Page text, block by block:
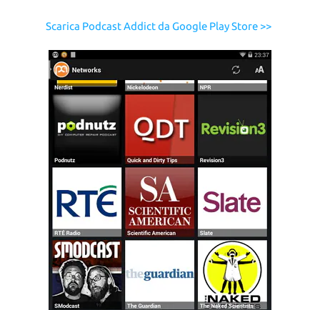
Scarica Podcast Addict da Google Play Store >>